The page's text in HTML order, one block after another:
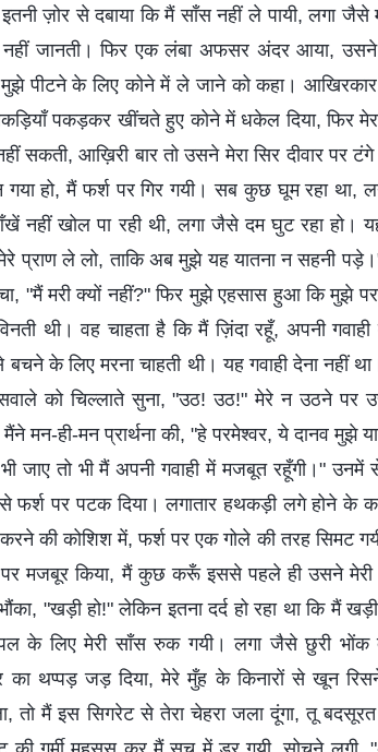
ज़ोर से दबाया कि मैं साँस नहीं ले पायी, लगा जैसे
नहीं जानती। फिर एक लंबा अफसर अंदर आया, उसने
पीटने के लिए कोने में ले जाने को कहा। आखिरकार
पकड़कर खींचते हुए कोने में धकेल दिया, फिर
सकती, आख़िरी बार तो उसने मेरा सिर दीवार पर
हो, मैं फर्श पर गिर गयी। सब कुछ घूम रहा था,
नहीं खोल पा रही थी, लगा जैसे दम घुट रहा हो।
प्राण ले लो, ताकि अब मुझे यह यातना न सहनी
"मैं मरी क्यों नहीं?" फिर मुझे एहसास हुआ कि मुझे
थी। वह चाहता है कि मैं ज़िंदा रहूँ, अपनी
के लिए मरना चाहती थी। यह गवाही देना नहीं
को चिल्लाते सुना, "उठ! उठ!" मेरे न उठने पर
मन-ही-मन प्रार्थना की, "हे परमेश्वर, ये दानव मुझे
जाए तो भी मैं अपनी गवाही में मजबूत रहूँगी।"
पर पटक दिया। लगातार हथकड़ी लगे होने के
करने की कोशिश में, फर्श पर एक गोले की तरह
पर मजबूर किया, मैं कुछ करूँ इससे पहले ही उसने मेरी
"खड़ी हो!" लेकिन इतना दर्द हो रहा था कि मैं
के लिए मेरी साँस रुक गयी। लगा जैसे छुरी भोंक
थप्पड़ जड़ दिया, मेरे मुँह के किनारों से खून
तो मैं इस सिगरेट से तेरा चेहरा जला दूंगा, तू बदसूरत